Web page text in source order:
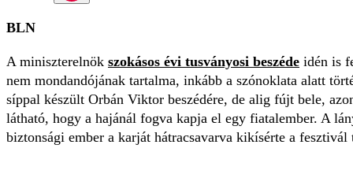
BLN
A miniszterelnök szokásos évi tusványosi beszéde idén is
nem mondandójának tartalma, inkább a szónoklata alatt
síppal készült Orbán Viktor beszédére, de alig fújt bele,
látható, hogy a hajánál fogva kapja el egy fiatalember. A
biztonsági ember a karját hátracsavarva kikísérte a